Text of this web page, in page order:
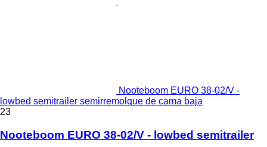
Nooteboom EURO 38-02/V -
lowbed semitrailer semirremolque de cama baja
23
Nooteboom EURO 38-02/V - lowbed semitrailer